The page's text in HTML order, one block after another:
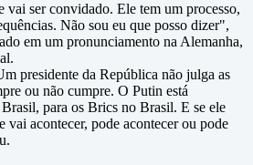
vai ser convidado. Ele tem um processo,
Não sou eu que posso dizer",
em um pronunciamento na Alemanha,
presidente da República não julga as
ou não cumpre. O Putin está
para os Brics no Brasil. E se ele
vai acontecer, pode acontecer ou pode